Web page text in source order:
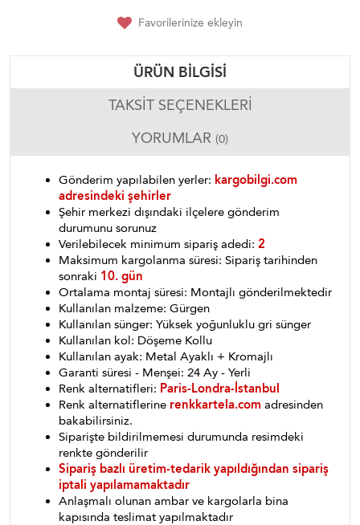
Favorilerinize ekleyin
ÜRÜN BILGISI
TAKSIT SEÇENEKLERI
YORUMLAR (0)
Gönderim yapılabilen yerler: kargobilgi.com
adresindeki şehirler
Şehir merkezi dışındaki ilçelere gönderim
durumunu sorunuz
Verilebilecek minimum sipariş adedi: 2
Maksimum kargolanma süresi: Sipariş tarihinden
sonraki 10. gün
Ortalama montaj süresi: Montajlı gönderilmektedir
Kullanılan malzeme: Gürgen
Kullanılan sünger: Yüksek yoğunluklu gri sünger
Kullanılan kol: Döşeme Kollu
Kullanılan ayak: Metal Ayaklı + Kromajlı
Garanti süresi - Menşei: 24 Ay - Yerli
Renk alternatifleri: Paris-Londra-İstanbul
Renk alternatiflerine renkkartela.com adresinden
bakabilirsiniz.
Siparişte bildirilmemesi durumunda resimdeki
renkte gönderilir
Sipariş bazlı üretim-tedarik yapıldığından sipariş
iptali yapılamamaktadır
Anlaşmalı olunan ambar ve kargolarla bina
kapısında teslimat yapılmaktadır